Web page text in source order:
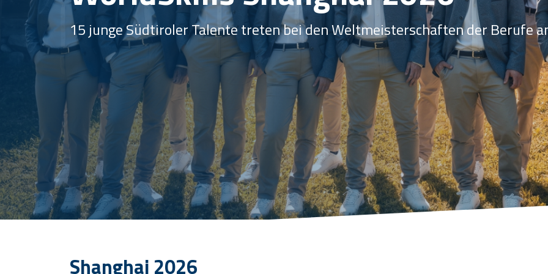
15 junge Südtiroler Talente treten bei den Weltmeisterschaften der Berufe
Shanghai 2026